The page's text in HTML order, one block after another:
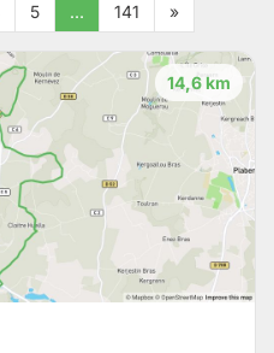
5 … 141 »
14,6 km